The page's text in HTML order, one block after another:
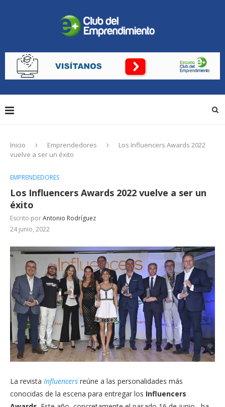
Inicio Emprendedores
Los Influencers Awards 2022
vuelve a ser un éxito
EMPRENDEDORES
Los Influencers Awards 2022 vuelve a ser un
éxito
Escrito porAntonio Rodríguez
24 junio, 2022
La revista Influencers reúne a las personalidades más
conocidas de la escena para entregar los Influencers